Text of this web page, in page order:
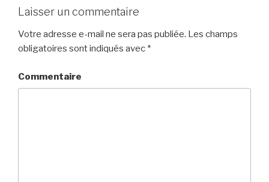
Laisser un commentaire
Votre adresse e-mail ne sera pas publiée. Les champs
obligatoires sont indiqués avec *
Commentaire